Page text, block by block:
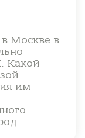
в Москве в
Какой
им